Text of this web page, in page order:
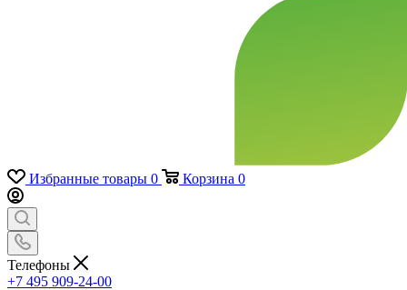
Избранные товары 0 Корзина 0
Телефоны
+7 495 909-24-00